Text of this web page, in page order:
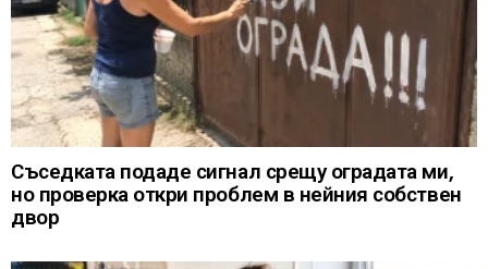
Съседката подаде сигнал срещу оградата ми,
но проверка откри проблем в нейния собствен
двор